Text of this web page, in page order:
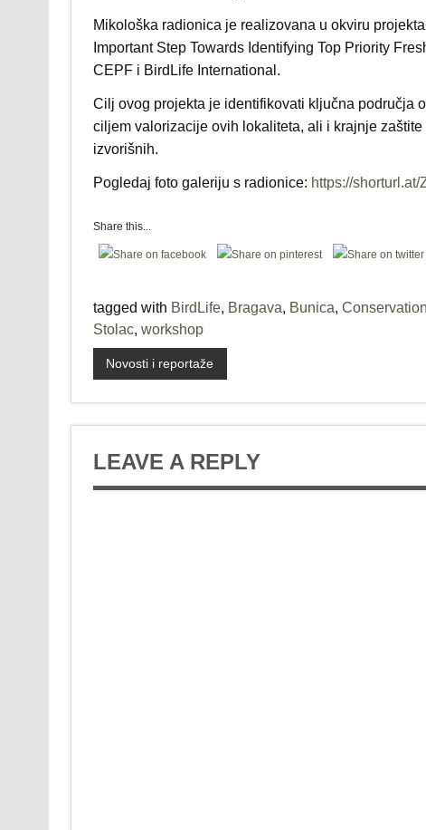
Mikološka radionica je realizovana u okviru
Important Step Towards Identifying Top Priority
CEPF i BirdLife International.
Cilj ovog projekta je identifikovati ključna područja
ciljem valorizacije ovih lokaliteta, ali i krajnje
izvorišnih.
Pogledaj foto galeriju s radionice: https://shorturl.at/
Share this...
tagged with BirdLife, Bragava, Bunica, Conservation
Stolac, workshop
Novosti i reportaže
LEAVE A REPLY